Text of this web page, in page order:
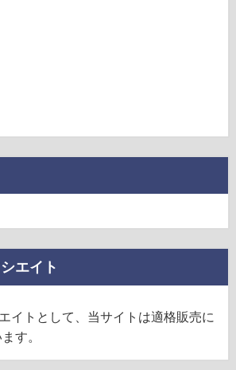
エイト
イトとして、当サイトは適格販売に
す。